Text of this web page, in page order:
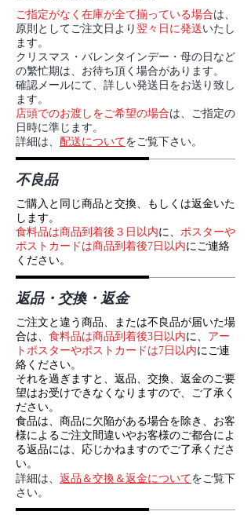
ご指定がなく在庫が全て揃っている場合は、
原則としてご注文日より 翌々日に発送いたし
ます。
クリスマス・バレンタインデー・母の日など
の繁忙期は、お待ち頂く場合があります。
確認メールにて、詳しい発送日をお送り致し
ます。
店頭でのお渡しをご希望の場合は、ご指定の
日時に準じます。
​詳細は、 配送についてをご覧下さい。
不良品
ご購入と同じ商品と交換、もしくは返金いた
します。
食料品は商品到着後３日以内に、 ポスターや
ポストカードは商品到着後7日以内にご連絡
ください。
返品・交換・返金
ご注文と違う商品、または不良品が届いた場
合は、 食料品は商品到着後3日以内に、 アー
トポスターやポストカードは7日以内にご連
絡ください。
それを過ぎますと、返品、交換、返金のご要
望はお受けできなくなりますので、ご了承く
ださい。
食品は、商品に欠陥がある場合を除き、お客
様によるご注文間違いやお客様のご都合によ
る返品には、応じかねますのでご了承くださ
い。
詳細は、 返品＆交換＆返金についてをご覧下
さい。